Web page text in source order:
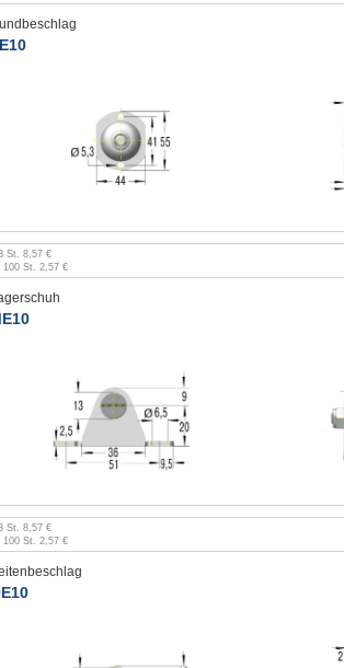
St. 8,57 €
100 St. 2,57 €
St. 8,57 €
100 St. 2,57 €